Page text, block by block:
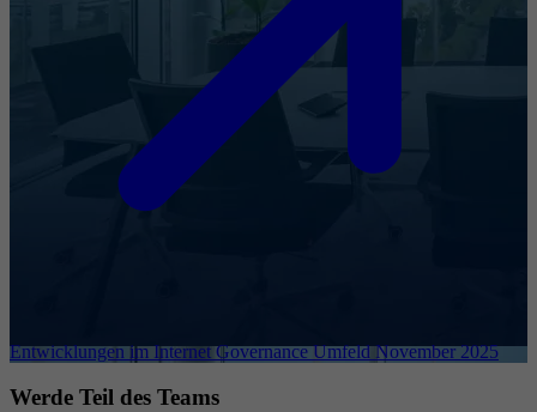
Entwicklungen im Internet Governance Umfeld November 2025
Werde Teil des Teams